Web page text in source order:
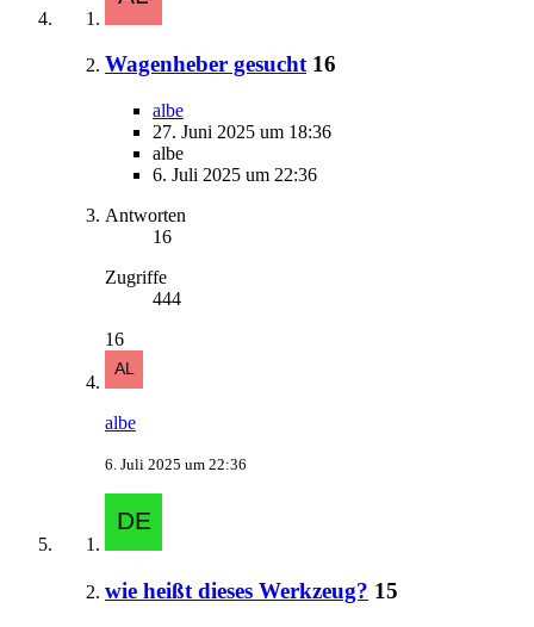
Wagenheber gesucht 16
albe
27. Juni 2025 um 18:36
albe
6. Juli 2025 um 22:36
Antworten
16
Zugriffe
444
16
albe
6. Juli 2025 um 22:36
wie heißt dieses Werkzeug? 15